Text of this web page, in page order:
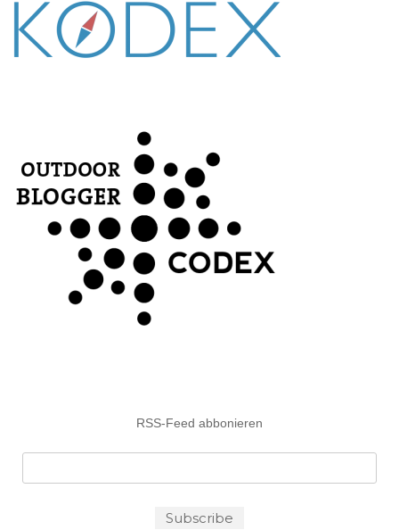
RSS-Feed abbonieren